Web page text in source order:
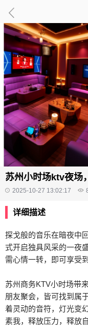
苏州小时场ktv夜场
2025-10-27 13:02:17
详细描述
探戈般的音乐在暗夜中
式开启独具风采的一夜
需心情一转，即可享受
苏州商务KTV小时场带
朋友聚会，皆可找到属
着灵动的音符，灯光变
素我，释放压力，释放